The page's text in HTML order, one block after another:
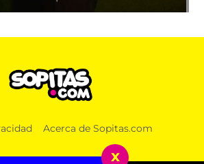
Acerca de Sopitas.com
x